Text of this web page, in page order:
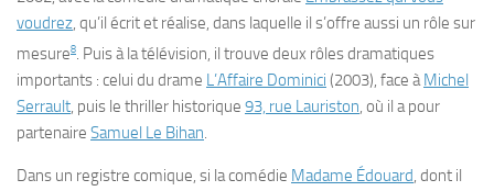
voudrez, qu’il écrit et réalise, dans laquelle il s’offre aussi un rôle sur
mesure8. Puis à la télévision, il trouve deux rôles dramatiques
importants : celui du drame L’Affaire Dominici (2003), face àMichel
Serrault, puis le thriller historique 93, rue Lauriston, où il a pour
partenaire Samuel Le Bihan.
Dans un registre comique, si la comédie Madame Édouard, dont il